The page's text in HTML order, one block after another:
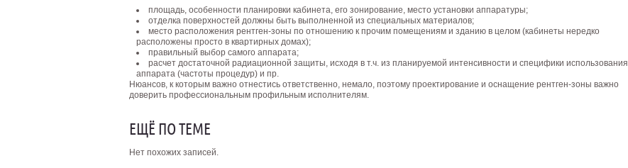
площадь, особенности планировки кабинета, его зонирование, место установки аппаратуры;
отделка поверхностей должны быть выполненной из специальных материалов;
место расположения рентген-зоны по отношению к прочим помещениям и зданию в целом (кабинеты нередко
расположены просто в квартирных домах);
правильный выбор самого аппарата;
расчет достаточной радиационной защиты, исходя в т.ч. из планируемой интенсивности и специфики использования
аппарата (частоты процедур) и пр.
Нюансов, к которым важно отнестись ответственно, немало, поэтому проектирование и оснащение рентген-зоны важно
доверить профессиональным профильным исполнителям.
ЕЩЁ ПО ТЕМЕ
Нет похожих записей.